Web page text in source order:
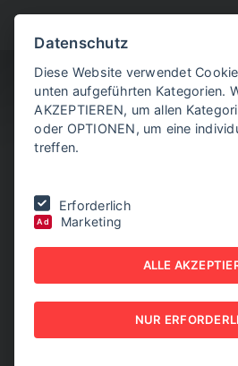
TIROL 2026|Ein Jahr der Neuausrichtung
Stabilisierung.
EIN JAHR DER
Datenschutz
Diese Website verwendet
unten aufgeführten Kategorien.
AKZEPTIEREN, um allen
oder OPTIONEN, um eine
treffen.
Erforderlich
Ad Marketing
ALLE
NUR